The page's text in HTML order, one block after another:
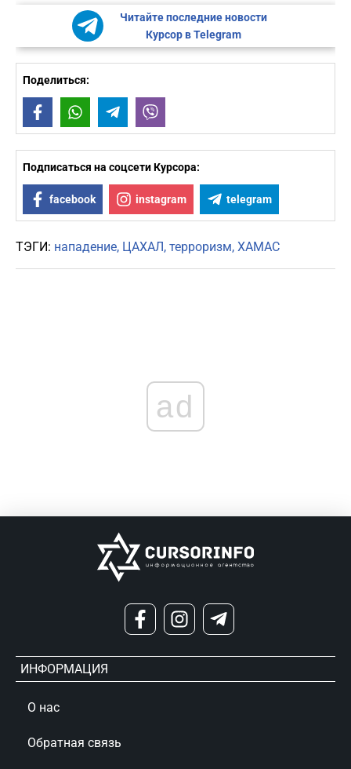
Читайте последние новости
Курсор в Telegram
Поделиться:
FacebookWhatsAppTelegram
Подписаться на соцсети Курсора:
facebook instagram telegram
ТЭГИ: нападение ЦАХАЛ терроризм ХАМАС
ad
ИНФОРМАЦИЯ
О нас
Обратная связь